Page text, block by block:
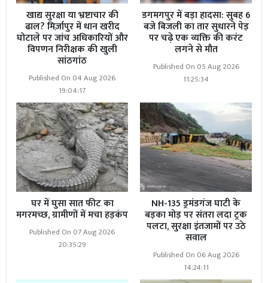
खाद्य सुरक्षा या भ्रष्टाचार की
ढाल? मिर्ज़ापुर में धान खरीद
घोटाले पर जांच अधिकारियों और
विपणन निरीक्षक की खुली
सांठगांठ
Published On 04 Aug 2026
19:04:17
डगमगपुर में बड़ा हादसा: सुबह 6
बजे बिजली का तार सुधारने पेड़
पर चढ़े एक व्यक्ति की करंट
लगने से मौत
Published On 05 Aug 2026
11:25:34
घर में घुसा सात फीट का
मगरमच्छ, ग्रामीणों में मचा हड़कंप
Published On 07 Aug 2026
20:35:29
NH-135 ड्रमंडगंज घाटी के
बड़का मोड़ पर संतरा लदा ट्रक
पलटा, सुरक्षा इंतजामों पर उठे
सवाल
Published On 06 Aug 2026
14:24:11